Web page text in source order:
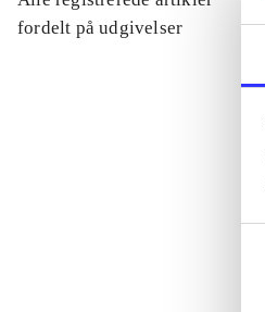
fordelt på udgivelser